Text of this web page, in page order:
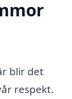
blir det
respekt.